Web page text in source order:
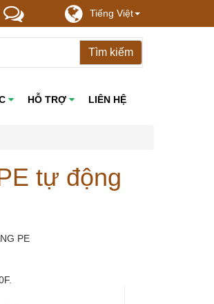
Tiếng Việt
HỖ TRỢ LIÊN HỆ
tự động
PE